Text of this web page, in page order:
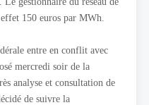
150 euros par MWh.
entre en conflit avec
mercredi soir de la
analyse et consultation de
de suivre la